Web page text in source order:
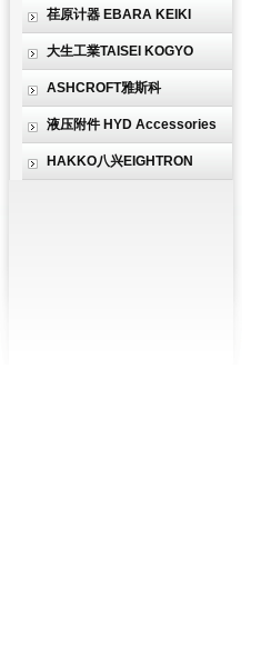
荏原计器 EBARA KEIKI
大生工業TAISEI KOGYO
ASHCROFT雅斯科
液压附件 HYD Accessories
HAKKO八兴EIGHTRON